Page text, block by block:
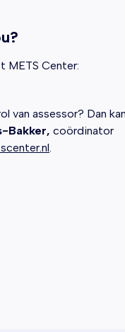
METS Center:
van assessor? Dan
Bakker, coördinator
.